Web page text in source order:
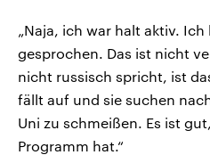
„Naja, ich war halt aktiv.
gesprochen. Das ist nicht
nicht russisch spricht, ist
fällt auf und sie suchen
Uni zu schmeißen. Es ist
Programm hat.“